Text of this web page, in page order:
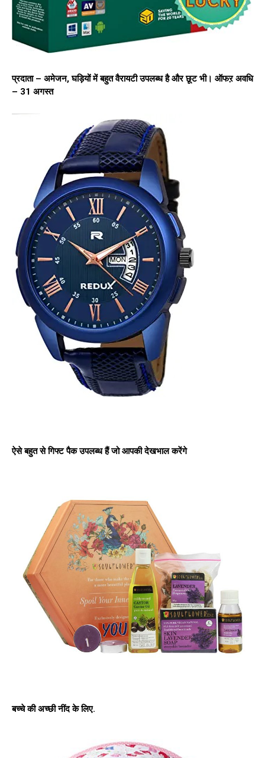
प्रदाता – अमेजन, घड़ियों में बहुत वैरायटी उपलब्ध है और छूट भी। ऑफऱ अवधि
– 31 अगस्त
ऐसे बहुत से गिफ्ट पैक उपलब्ध हैं जो आपकी देखभाल करेंगे
बच्चे की अच्छी नींद के लिए.